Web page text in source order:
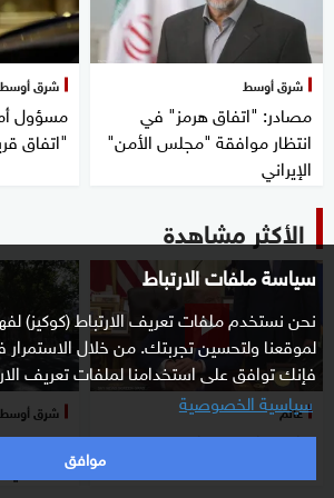
سياسة ملفات الارتباط
نحن نستخدم ملفات تعريف الارتباط (كوكيز)
لموقعنا ولتحسين تجربتك. من خلال
فإنك توافق على استخدامنا لملفات تعريف
سياسية الخصوصية
موافق
شرق أوسط
مصادر: "اتفاق هرمز" في
انتظار موافقة "مجلس الأمن"
الإيراني
شرق أوسط
مسؤول
"اتفاق
الأكثر مشاهدة
عالم
ترامب: الولايات المتحدة تمتلك
شرق أوسط
مفاوضات
إسرائيلي